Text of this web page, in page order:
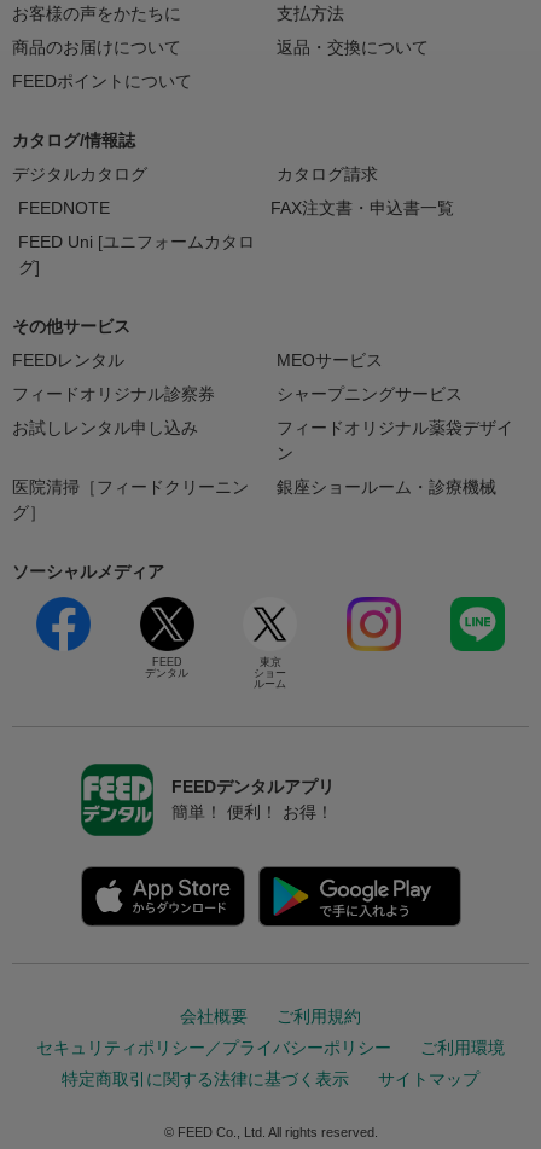
お客様の声をかたちに
支払方法
商品のお届けについて
返品・交換について
FEEDポイントについて
カタログ/情報誌
デジタルカタログ
カタログ請求
FEEDNOTE
FAX注文書・申込書一覧
FEED Uni [ユニフォームカタロ
グ]
その他サービス
FEEDレンタル
MEOサービス
フィードオリジナル診察券
シャープニングサービス
お試しレンタル申し込み
フィードオリジナル薬袋デザイ
ン
医院清掃［フィードクリーニン
グ］
銀座ショールーム・診療機械
ソーシャルメディア
FEED
デンタル
東京
ショー
ルーム
FEEDデンタルアプリ
簡単！ 便利！ お得！
会社概要
ご利用規約
セキュリティポリシー／プライバシーポリシー
ご利用環境
特定商取引に関する法律に基づく表示
サイトマップ
© FEED Co., Ltd. All rights reserved.